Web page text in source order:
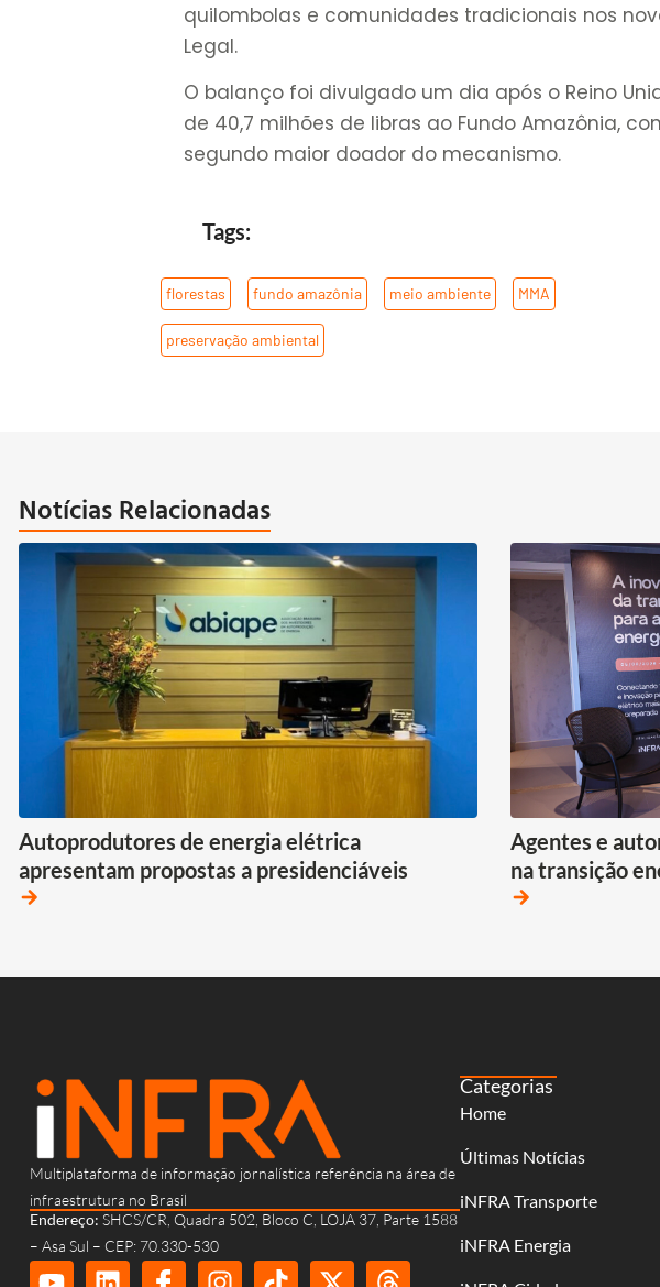
quilombolas e comunidades tradicionais nos
Legal.
O balanço foi divulgado um dia após o Reino
de 40,7 milhões de libras ao Fundo Amazônia,
segundo maior doador do mecanismo.
Tags:
florestas fundo amazônia meio ambiente MMA
preservação ambiental
Notícias Relacionadas
Autoprodutores de energia elétrica
apresentam propostas a presidenciáveis
arrow_forward
Agentes e
na transição
arrow_forward
Multiplataforma de informação jornalística referência na área de
infraestrutura no Brasil
Endereço: SHCS/CR, Quadra 502, Bloco C, LOJA 37, Parte 1588
– Asa Sul – CEP: 70.330-530
Categorias
Home
Últimas Notícias
iNFRA Transporte
iNFRA Energia